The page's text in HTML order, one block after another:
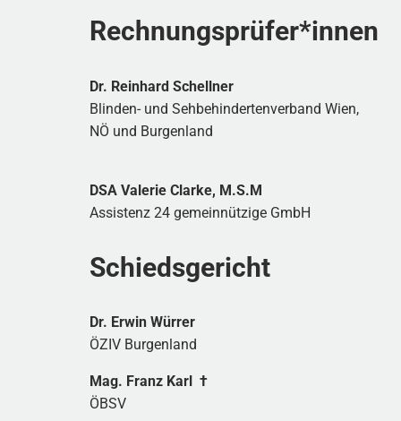
Rechnungsprüfer*innen
Dr. Reinhard Schellner
Blinden- und Sehbehindertenverband Wien,
NÖ und Burgenland
DSA Valerie Clarke, M.S.M
Assistenz 24 gemeinnützige GmbH
Schiedsgericht
Dr. Erwin Würrer
ÖZIV Burgenland
Mag. Franz Karl †
ÖBSV